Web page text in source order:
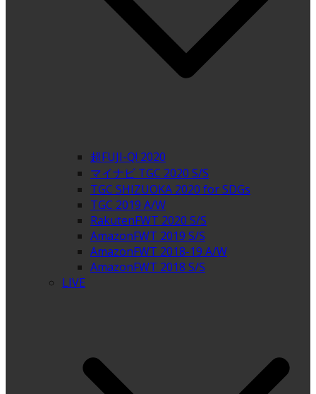
超FUJI-Q! 2020
マイナビ TGC 2020 S/S
TGC SHIZUOKA 2020 for SDGs
TGC 2019 A/W
RakutenFWT 2020 S/S
AmazonFWT 2019 S/S
AmazonFWT 2018-19 A/W
AmazonFWT 2018 S/S
LIVE